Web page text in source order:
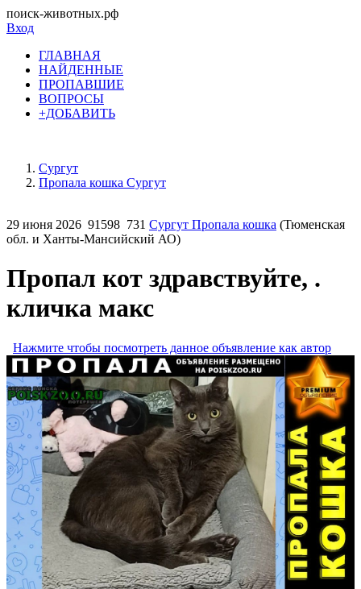
поиск-животных.рф
Вход
ГЛАВНАЯ
НАЙДЕННЫЕ
ПРОПАВШИЕ
ВОПРОСЫ
+ДОБАВИТЬ
Сургут
Пропала кошка Сургут
29 июня 2026 91598 731 Сургут Пропала кошка (Тюменская
обл. и Ханты-Мансийский АО)
Пропал кот здравствуйте, .
кличка макс
Нажмите чтобы посмотреть данное объявление как автор